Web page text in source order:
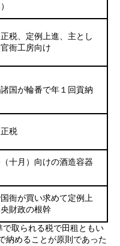
税、定例上進、主とし
衙工房向け
国が輪番で年１回貢納
税
十月）向けの酒造容器
衙が買い求めて定例上
財政の根幹
取られる税で田租ともい
納めることが原則であった